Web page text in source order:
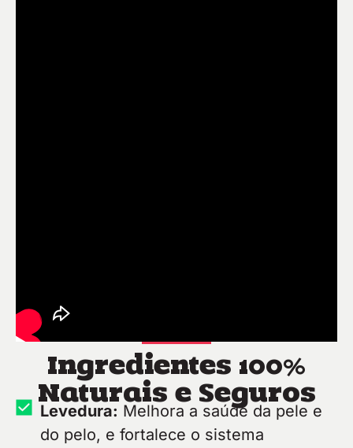
Ingredientes 100%
Naturais e Seguros
Levedura: Melhora a saúde da pele e
do pelo, e fortalece o sistema